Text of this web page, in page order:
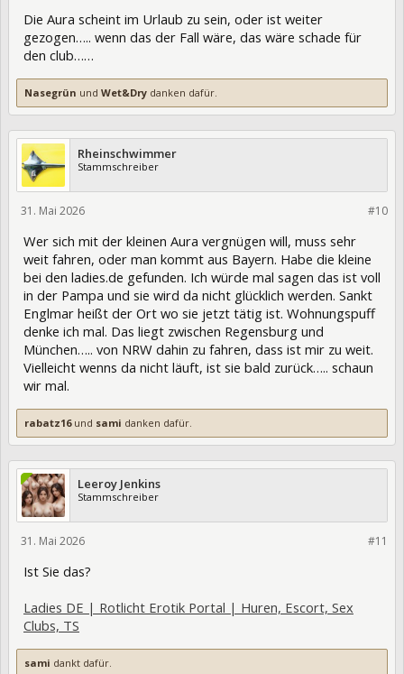
Die Aura scheint im Urlaub zu sein, oder ist weiter
gezogen….. wenn das der Fall wäre, das wäre schade für
den club……
Nasegrün und Wet&Dry danken dafür.
Rheinschwimmer
Stammschreiber
#10
31. Mai 2026
Wer sich mit der kleinen Aura vergnügen will, muss sehr
weit fahren, oder man kommt aus Bayern. Habe die kleine
bei den ladies.de gefunden. Ich würde mal sagen das ist voll
in der Pampa und sie wird da nicht glücklich werden. Sankt
Englmar heißt der Ort wo sie jetzt tätig ist. Wohnungspuff
denke ich mal. Das liegt zwischen Regensburg und
München….. von NRW dahin zu fahren, dass ist mir zu weit.
Vielleicht wenns da nicht läuft, ist sie bald zurück….. schaun
wir mal.
rabatz16und sami danken dafür.
Leeroy Jenkins
Stammschreiber
#11
31. Mai 2026
Ist Sie das?
Ladies DE | Rotlicht Erotik Portal | Huren, Escort, Sex
Clubs, TS
sami dankt dafür.